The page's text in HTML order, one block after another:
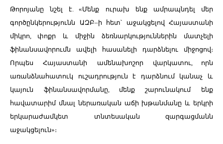
Թորոյանը
նշել է. «Մենք ուրախ ենք ամրապնդել
մեր
գործընկերությունն
ԱԶԲ–ի հետ՝ աջակցելով Հայաստանի
միկրո, փոքր և միջին ձեռնարկություններին
մատչելի
ֆինանսավորումն ավելի հասանելի դարձնելու միջոցով։
Որպես
Հայաստանի ամենախոշոր վարկատու, որն
առանձնահատուկ
ուշադրություն է դարձնում կանաչ
և
կայուն
ֆինանսավորմանը, մենք շարունակում
ենք
հավատարիմ մնալ ներառական աճի խթանմանը և երկրի
երկարաժամկետ
տնտեսական
զարգացմանն
աջակցելուն»։